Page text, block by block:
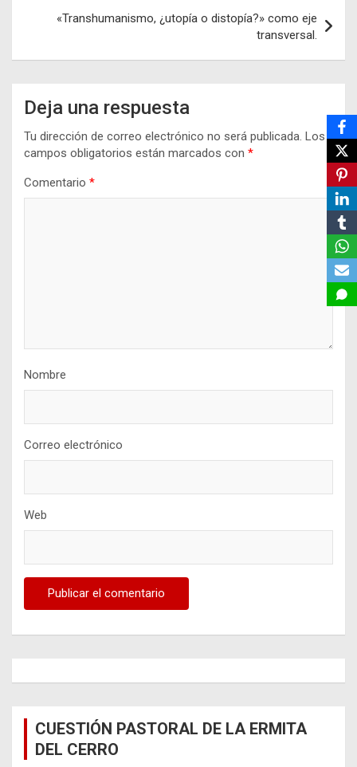
entradas«Transhumanismo, ¿utopía o distopía?» como eje
transversal.
Deja una respuesta
Tu dirección de correo electrónico no será publicada. Los
campos obligatorios están marcados con *
Comentario *
Nombre
Correo electrónico
Web
CUESTIÓN PASTORAL DE LA ERMITA
DEL CERRO